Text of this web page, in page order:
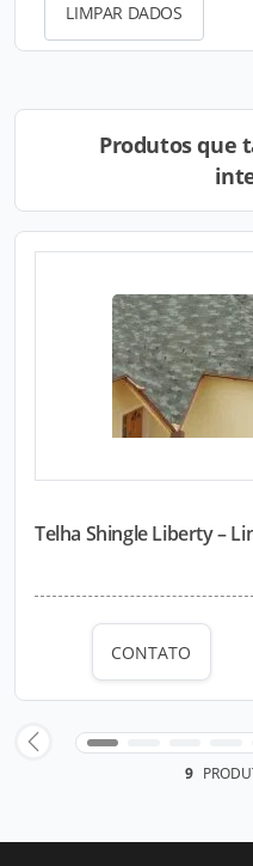
LIMPAR DADOS
Produtos que
Telha Shingle Liberty –
CONTATO
9